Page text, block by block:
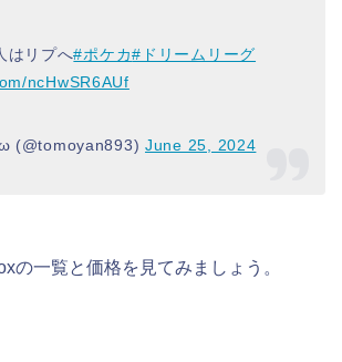
はリプへ#ポケカ#ドリームリーグ
ncHwSR6AUf
(@tomoyan893)June 25, 2024
の一覧と価格を見てみましょう。